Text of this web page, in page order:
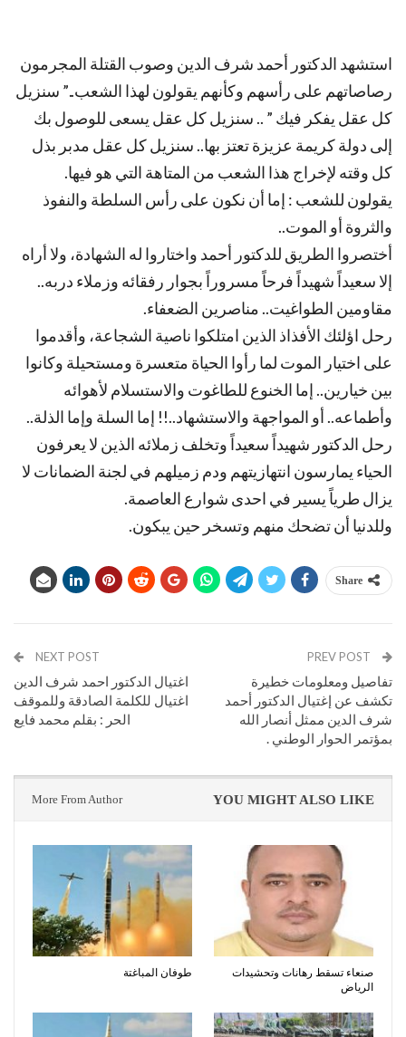
استشهد الدكتور أحمد شرف الدين وصوب القتلة المجرمون
رصاصاتهم على رأسهم وكأنهم يقولون لهذا الشعب..” سنزيل
كل عقل يفكر فيك ” .. سنزيل كل عقل يسعى للوصول بك
إلى دولة كريمة عزيزة تعتز بها.. سنزيل كل عقل مدبر بذل
كل وقته لإخراج هذا الشعب من المتاهة التي هو فيها.
يقولون للشعب : إما أن نكون على رأس السلطة والنفوذ
والثروة أو الموت..
أختصروا الطريق للدكتور أحمد واختاروا له الشهادة، ولا أراه
إلا سعيداً شهيداً فرحاً مسروراً بجوار رفقائه وزملاء دربه..
مقاومين الطواغيت.. مناصرين الضعفاء.
رحل اؤلئك الأفذاذ الذين امتلكوا ناصية الشجاعة، وأقدموا
على اختيار الموت لما رأوا الحياة متعسرة ومستحيلة وكانوا
بين خيارين.. إما الخنوع للطاغوت والاستسلام لأهوائه
وأطماعه.. أو المواجهة والاستشهاد..!! إما السلة وإما الذلة..
رحل الدكتور شهيداً سعيداً وتخلف زملائه الذين لا يعرفون
الحياء يمارسون انتهازيتهم ودم زميلهم في لجنة الضمانات لا
يزال طرياً يسير في احدى شوارع العاصمة.
وللدنيا أن تضحك منهم وتسخر حين يبكون.
Share
تفاصيل ومعلومات خطيرة
تكشف عن إغتيال الدكتور أحمد
شرف الدين ممثل أنصار الله
بمؤتمر الحوار الوطني .
NEXT POST
اغتيال الدكتور احمد شرف الدين
اغتيال للكلمة الصادقة وللموقف
الحر : بقلم محمد فايع
YOU MIGHT ALSO LIKE
More From Author
صنعاء تسقط رهانات وتحشيدات
الرياض
طوفان المباغتة